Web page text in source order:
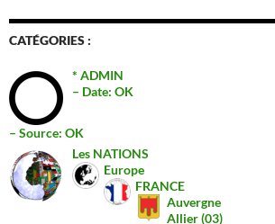
CATÉGORIES :
* ADMIN
– Date: OK
– Source: OK
Les NATIONS
Europe
FRANCE
Auvergne
Allier (03)